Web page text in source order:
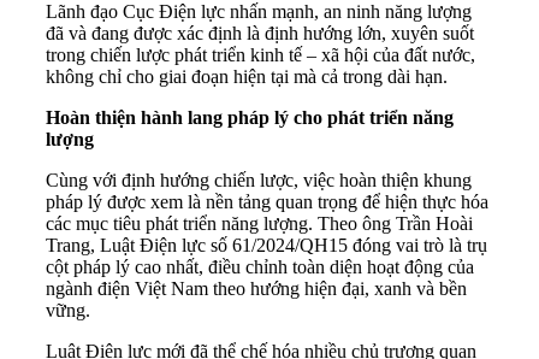
Lãnh đạo Cục Điện lực nhấn mạnh, an ninh năng lượng
đã và đang được xác định là định hướng lớn, xuyên suốt
trong chiến lược phát triển kinh tế – xã hội của đất nước,
không chỉ cho giai đoạn hiện tại mà cả trong dài hạn.
Hoàn thiện hành lang pháp lý cho phát triển năng
lượng
Cùng với định hướng chiến lược, việc hoàn thiện khung
pháp lý được xem là nền tảng quan trọng để hiện thực hóa
các mục tiêu phát triển năng lượng. Theo ông Trần Hoài
Trang, Luật Điện lực số 61/2024/QH15 đóng vai trò là trụ
cột pháp lý cao nhất, điều chỉnh toàn diện hoạt động của
ngành điện Việt Nam theo hướng hiện đại, xanh và bền
vững.
Luật Điện lực mới đã thể chế hóa nhiều chủ trương quan